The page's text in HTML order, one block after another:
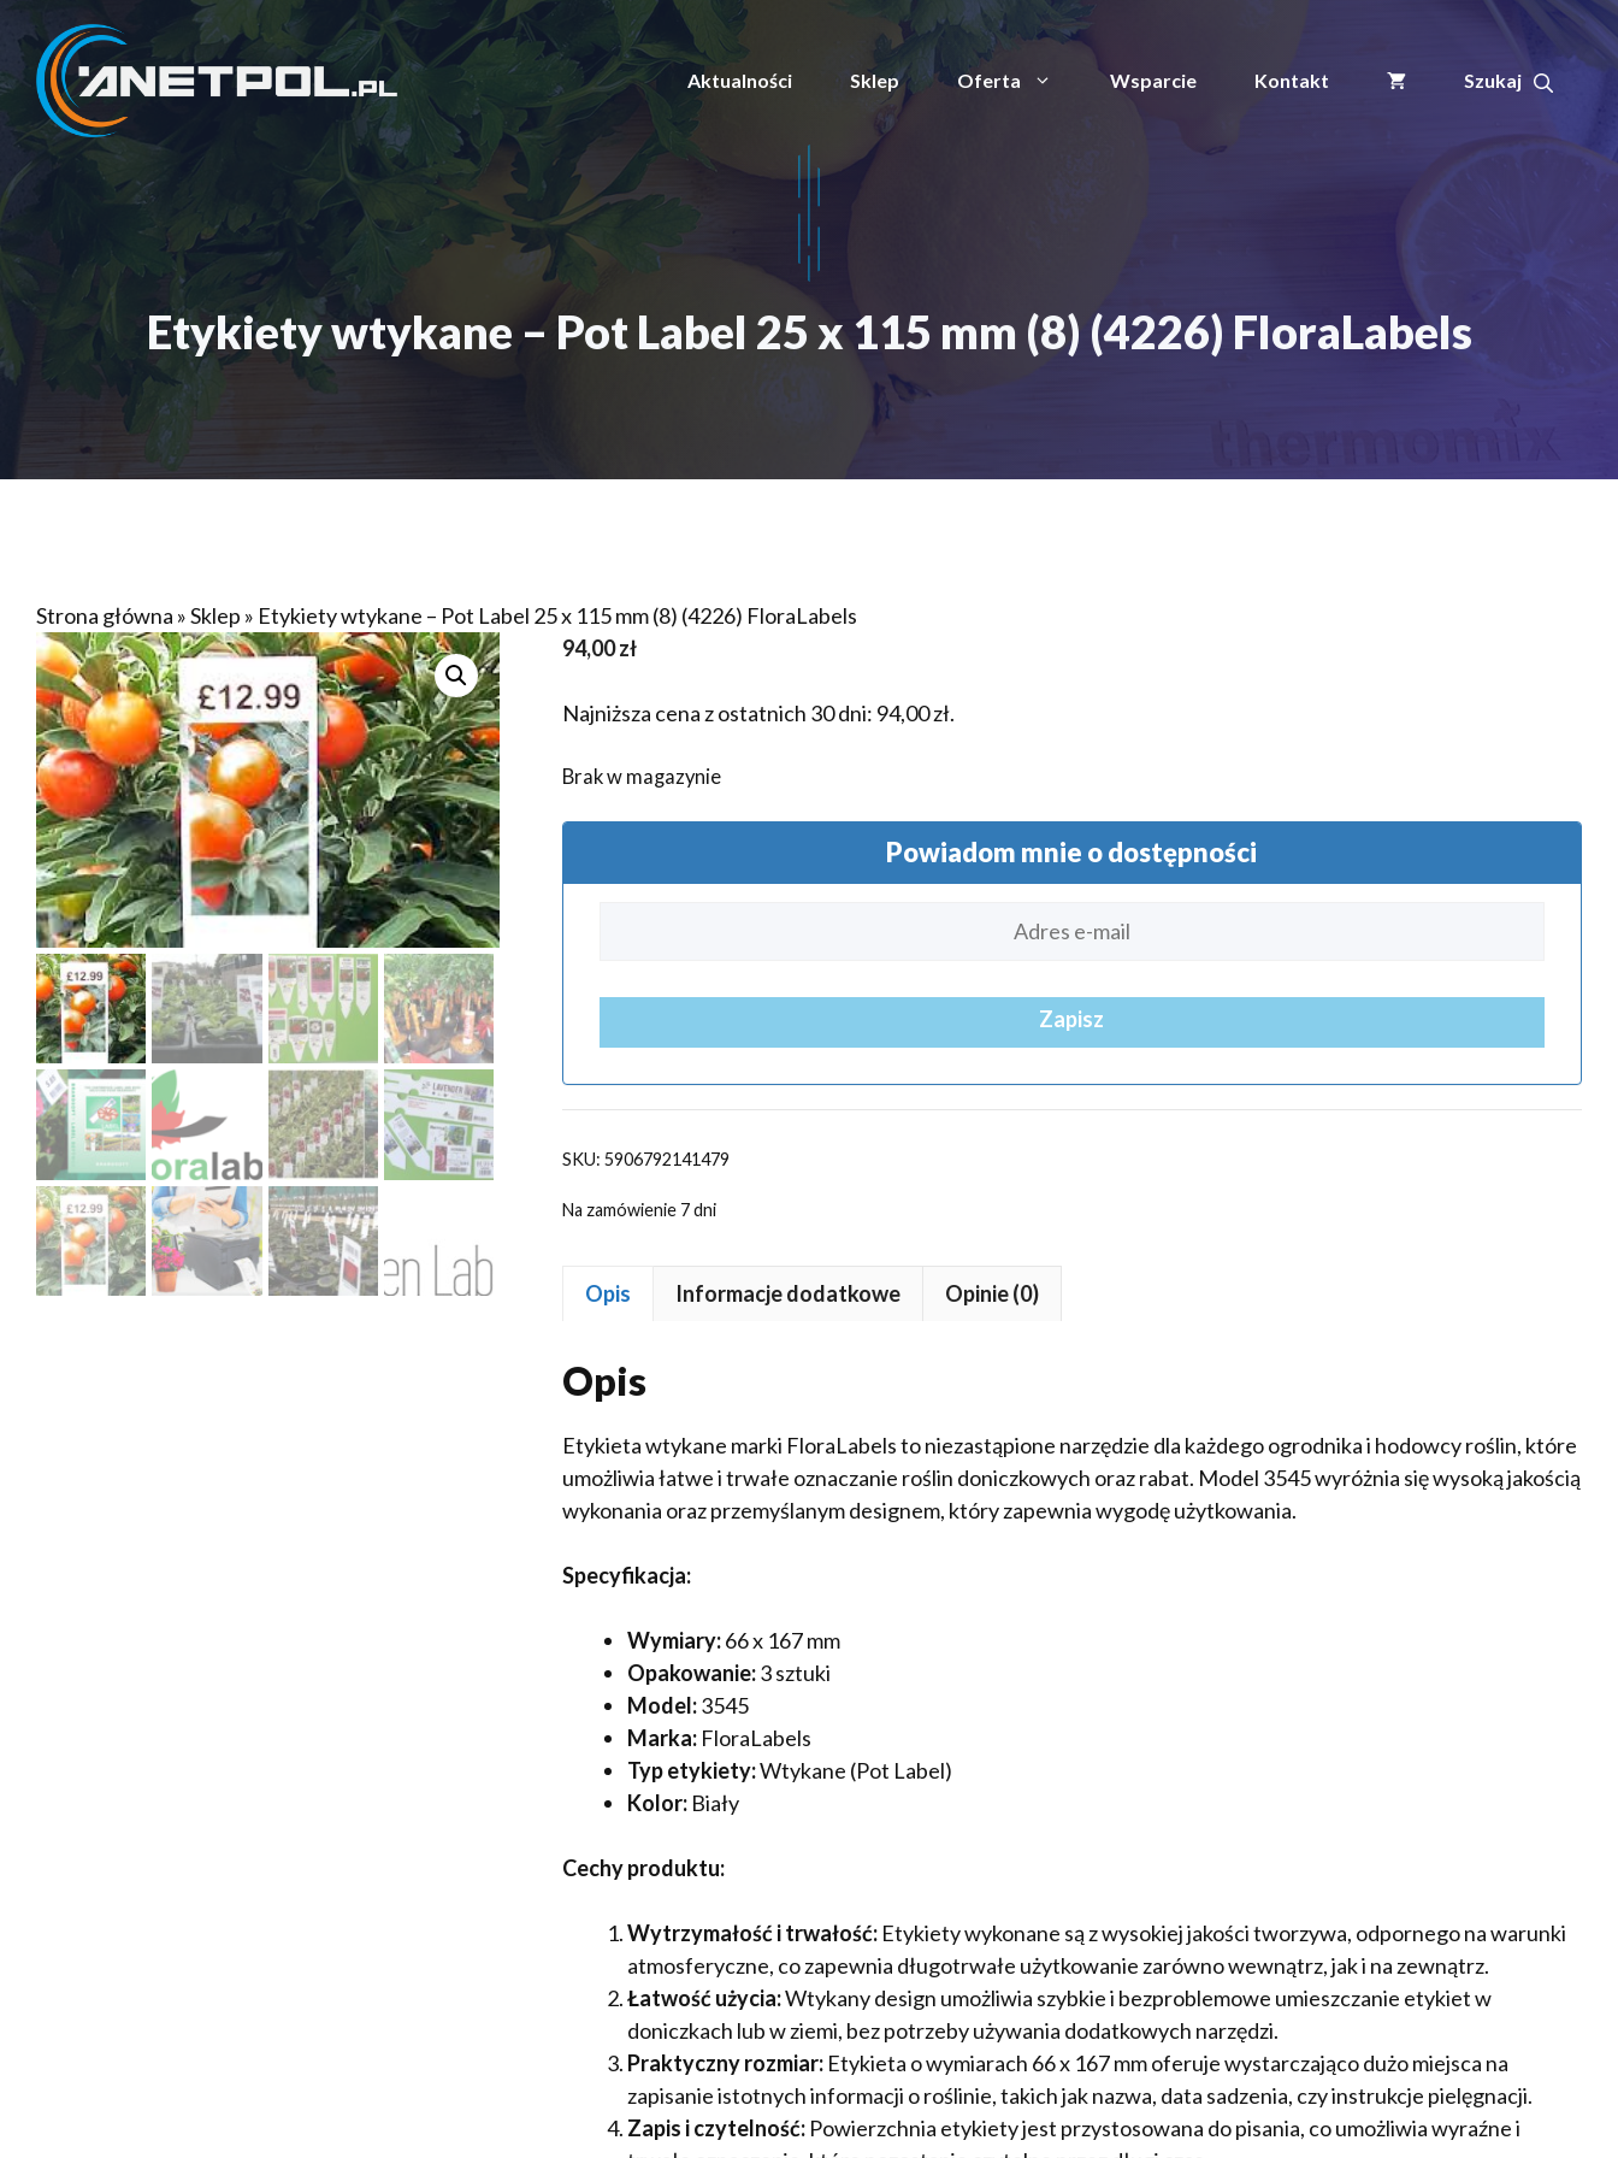
do
treści
Aktualności Sklep Oferta Wsparcie Kontakt
Etykiety wtykane – Pot Label 25 x 115 mm (8) (4226) FloraLabels
Strona główna »Sklep » Etykiety wtykane – Pot Label 25 x 115 mm (8) (4226) FloraLabels
94,00zł
Najniższa cena z ostatnich 30 dni: 94,00zł.
Brak w magazynie
Powiadom mnie o dostępności
Zapisz
SKU: 5906792141479
Na zamówienie 7 dni
Opis Informacje dodatkowe Opinie (0)
Opis
Etykieta wtykane marki FloraLabels to niezastąpione narzędzie dla każdego ogrodnika i hodowcy roślin, które
umożliwia łatwe i trwałe oznaczanie roślin doniczkowych oraz rabat. Model 3545 wyróżnia się wysoką jakością
wykonania oraz przemyślanym designem, który zapewnia wygodę użytkowania.
Specyfikacja:
Wymiary:66 x 167 mm
Opakowanie:3 sztuki
Model:3545
Marka:FloraLabels
Typ etykiety:Wtykane (Pot Label)
Kolor:Biały
Cechy produktu:
Wytrzymałość i trwałość:Etykiety wykonane są z wysokiej jakości tworzywa, odpornego na warunki
atmosferyczne, co zapewnia długotrwałe użytkowanie zarówno wewnątrz, jak i na zewnątrz.
Łatwość użycia:Wtykany design umożliwia szybkie i bezproblemowe umieszczanie etykiet w
doniczkach lub w ziemi, bez potrzeby używania dodatkowych narzędzi.
Praktyczny rozmiar:Etykieta o wymiarach 66 x 167 mm oferuje wystarczająco dużo miejsca na
zapisanie istotnych informacji o roślinie, takich jak nazwa, data sadzenia, czy instrukcje pielęgnacji.
Zapis i czytelność:Powierzchnia etykiety jest przystosowana do pisania, co umożliwia wyraźne i